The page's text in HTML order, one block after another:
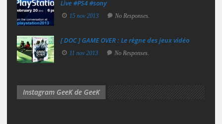
Live #PS4 #sony
15 nov 2013 No Responses.
[ DOC ] GAME OVER : Le règne des jeux vidéo
11 nov 2013 No Responses.
Instagram GeeK de GeeK